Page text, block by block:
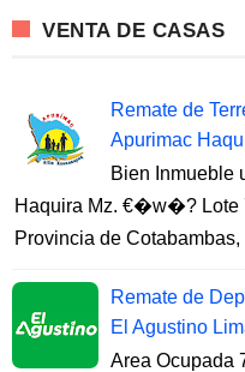
VENTA DE CASAS
Remate de
Apurimac
Bien Inmueble
Haquira Mz. €�w�? Lote
Provincia de
Remate de
El Agustino
Area Ocupada